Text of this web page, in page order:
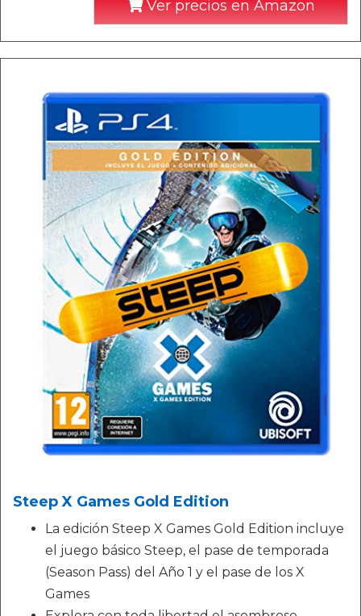
Ver precios en Amazon
Steep X Games Gold Edition
La edición Steep X Games Gold Edition incluye
el juego básico Steep, el pase de temporada
(Season Pass) del Año 1 y el pase de los X
Games